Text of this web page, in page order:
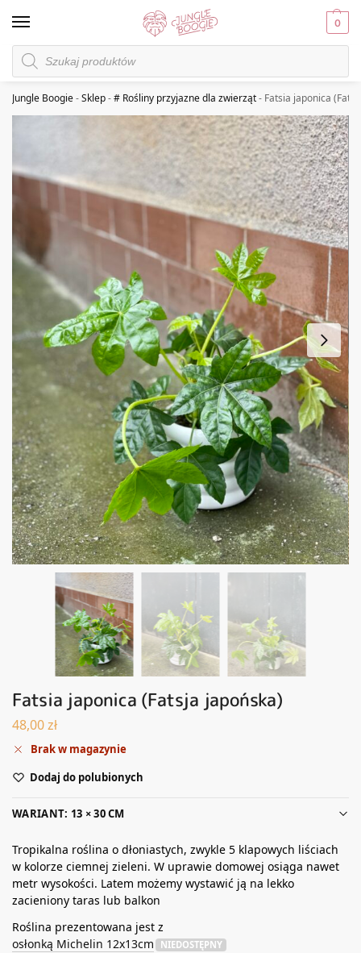
0
Jungle Boogie-Sklep-# Rośliny przyjazne dla zwierząt- Fatsia japonica
Fatsia japonica (Fatsja japońska)
48,00zł
Brak w magazynie
Dodaj do polubionych
WARIANT: 13 × 30 CM
Tropikalna roślina o dłoniastych, zwykle 5 klapowych liściach
w kolorze ciemnej zieleni. W uprawie domowej osiąga nawet
metr wysokości. Latem możemy wystawić ją na lekko
zacieniony taras lub balkon
Roślina prezentowana jest z
osłonką Michelin 12x13cm
NIEDOSTĘPNY